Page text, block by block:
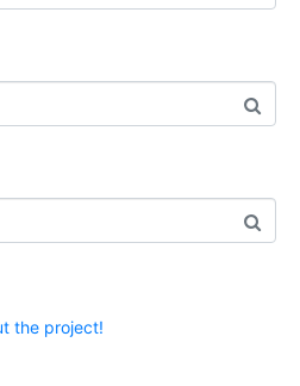
the project!